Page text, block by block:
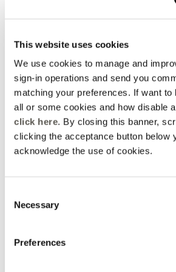
This website uses cookies
We use cookies to manage and
sign-in operations and send you
matching your preferences. If want to
all or some cookies and how disable
click here. By closing this banner,
clicking the acceptance button below
acknowledge the use of cookies.
Selection
Necessary
Preferences
Boxy-Hemd aus Leinen
Price reduced from
CHF 185,00toCHF 148,00
Boxy-
Online